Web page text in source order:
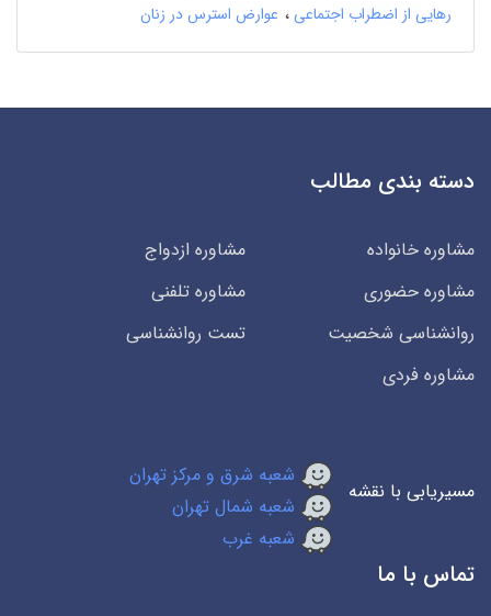
رهایی از اضطراب اجتماعی
عوارض استرس در زنان
دسته بندی مطالب
مشاوره خانواده
مشاوره ازدواج
مشاوره حضوری
مشاوره تلفنی
روانشناسی شخصیت
تست روانشناسی
مشاوره فردی
مسیریابی با نقشه
شعبه شرق و مرکز تهران
شعبه شمال تهران
شعبه غرب
تماس با ما